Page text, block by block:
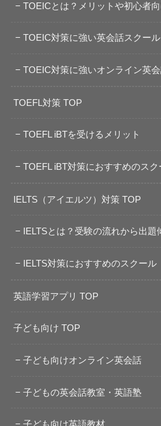
TOEICとは？メリットや初心者
TOEIC対策に強い英会話スクール
TOEIC対策に強いオンライン英
TOEFL対策 TOP
TOEFL iBTを受けるメリット
TOEFL iBT対策におすすめのスク
IELTS（アイエルツ）対策 TOP
IELTSとは？受験の流れから出題
IELTS対策におすすめのスクール
英語学習アプリ TOP
子ども向け TOP
子ども向けオンライン英会話
子どもの英会話教室・英語塾